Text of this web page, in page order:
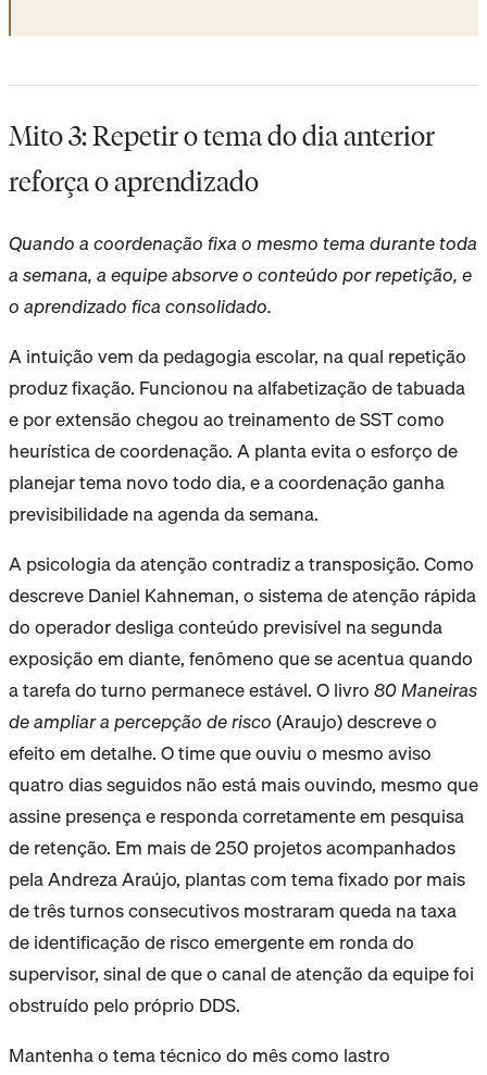
Mito 3: Repetir o tema do dia anterior
reforça o aprendizado
Quando a coordenação fixa o mesmo tema durante toda
a semana, a equipe absorve o conteúdo por repetição, e
o aprendizado fica consolidado.
A intuição vem da pedagogia escolar, na qual repetição
produz fixação. Funcionou na alfabetização de tabuada
e por extensão chegou ao treinamento de SST como
heurística de coordenação. A planta evita o esforço de
planejar tema novo todo dia, e a coordenação ganha
previsibilidade na agenda da semana.
A psicologia da atenção contradiz a transposição. Como
descreve Daniel Kahneman, o sistema de atenção rápida
do operador desliga conteúdo previsível na segunda
exposição em diante, fenômeno que se acentua quando
a tarefa do turno permanece estável. O livro80 Maneiras
de ampliar a percepção de risco(Araujo) descreve o
efeito em detalhe. O time que ouviu o mesmo aviso
quatro dias seguidos não está mais ouvindo, mesmo que
assine presença e responda corretamente em pesquisa
de retenção. Em mais de 250 projetos acompanhados
pela Andreza Araújo, plantas com tema fixado por mais
de três turnos consecutivos mostraram queda na taxa
de identificação de risco emergente em ronda do
supervisor, sinal de que o canal de atenção da equipe foi
obstruído pelo próprio DDS.
Mantenha o tema técnico do mês como lastro